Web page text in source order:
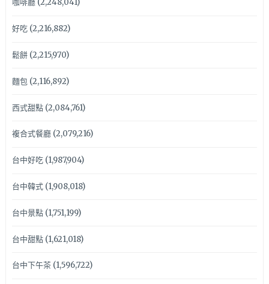
咖啡廳(2,248,041)
好吃(2,216,882)
鬆餅(2,215,970)
麵包(2,116,892)
西式甜點(2,084,761)
複合式餐廳(2,079,216)
台中好吃(1,987,904)
台中韓式(1,908,018)
台中景點(1,751,199)
台中甜點(1,621,018)
台中下午茶(1,596,722)